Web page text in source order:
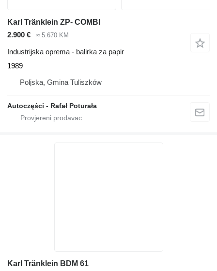
Karl Tränklein ZP- COMBI
2.900 €
≈ 5.670 KM
Industrijska oprema - balirka za papir
1989
Poljska, Gmina Tuliszków
Autoczęści - Rafał Poturała
Karl Tränklein BDM 61